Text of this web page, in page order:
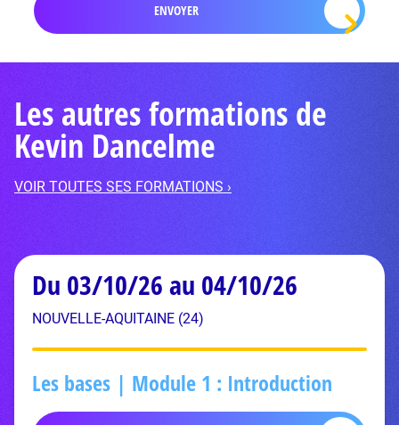
Les autres formations de
Kevin Dancelme
VOIR TOUTES SES FORMATIONS ›
Du 03/10/26 au 04/10/26
NOUVELLE-AQUITAINE (24)
Les bases | Module 1 : Introduction